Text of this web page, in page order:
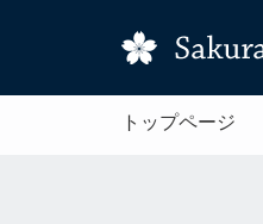
トップページ